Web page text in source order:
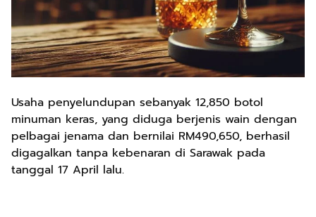
Usaha penyelundupan sebanyak 12,850 botol
minuman keras, yang diduga berjenis wain dengan
pelbagai jenama dan bernilai RM490,650, berhasil
digagalkan tanpa kebenaran di Sarawak pada
tanggal 17 April lalu.